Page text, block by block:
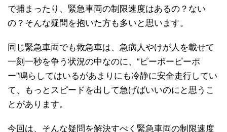
で捕まったり、緊急車両の制限速度はあるの？ない
の？そんな疑問を抱いた方も多いと思います。
同じ緊急車両でも救急車は、急病人やけが人を載せて
一刻一秒を争う状況の中なのに、“ピーポーピーポ
ー”鳴らしてはいるがあまりにも冷静に安全走行してい
て、もっとスピードを出して急げばいいのにと思うこ
とがあります。
今回は、そんな疑問を解決すべく緊急車両の制限速度